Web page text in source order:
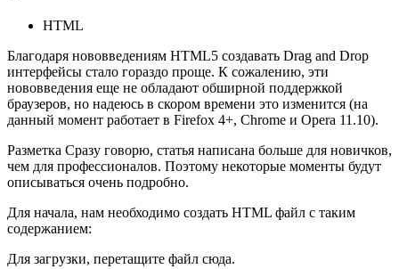
HTML
Благодаря нововведениям HTML5 создавать Drag and Drop
интерфейсы стало гораздо проще. К сожалению, эти
нововведения еще не обладают обширной поддержкой
браузеров, но надеюсь в скором времени это изменится (на
данный момент работает в Firefox 4+, Chrome и Opera 11.10).
Разметка Сразу говорю, статья написана больше для новичков,
чем для профессионалов. Поэтому некоторые моменты будут
описываться очень подробно.
Для начала, нам необходимо создать HTML файл с таким
содержанием:
Для загрузки, перетащите файл сюда.